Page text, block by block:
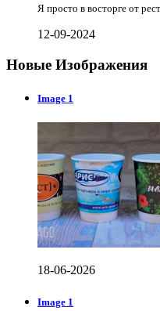
Я просто в восторге от
12-09-2024
Новые Изображения
Image 1
18-06-2026
Image 1